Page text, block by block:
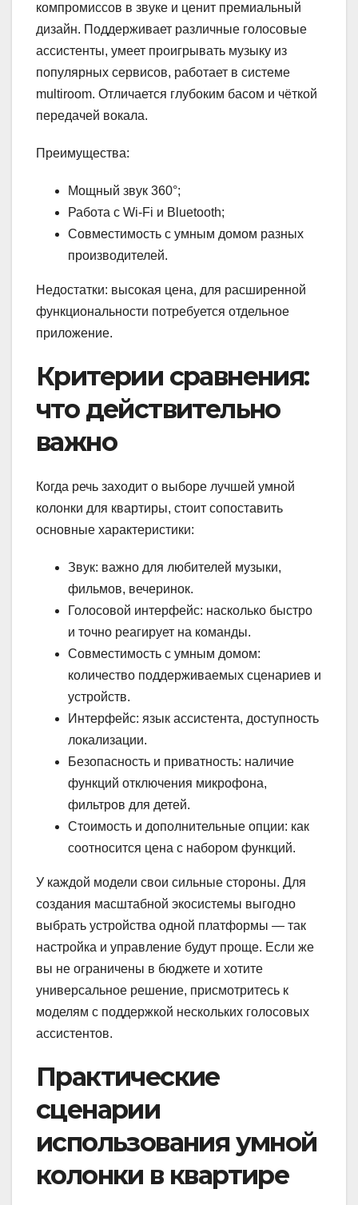
компромиссов в звуке и ценит премиальный
дизайн. Поддерживает различные голосовые
ассистенты, умеет проигрывать музыку из
популярных сервисов, работает в системе
multiroom. Отличается глубоким басом и чёткой
передачей вокала.
Преимущества:
Мощный звук 360°;
Работа с Wi-Fi и Bluetooth;
Совместимость с умным домом разных
производителей.
Недостатки: высокая цена, для расширенной
функциональности потребуется отдельное
приложение.
Критерии сравнения:
что действительно
важно
Когда речь заходит о выборе лучшей умной
колонки для квартиры, стоит сопоставить
основные характеристики:
Звук: важно для любителей музыки,
фильмов, вечеринок.
Голосовой интерфейс: насколько быстро
и точно реагирует на команды.
Совместимость с умным домом:
количество поддерживаемых сценариев и
устройств.
Интерфейс: язык ассистента, доступность
локализации.
Безопасность и приватность: наличие
функций отключения микрофона,
фильтров для детей.
Стоимость и дополнительные опции: как
соотносится цена с набором функций.
У каждой модели свои сильные стороны. Для
создания масштабной экосистемы выгодно
выбрать устройства одной платформы — так
настройка и управление будут проще. Если же
вы не ограничены в бюджете и хотите
универсальное решение, присмотритесь к
моделям с поддержкой нескольких голосовых
ассистентов.
Практические
сценарии
использования умной
колонки в квартире